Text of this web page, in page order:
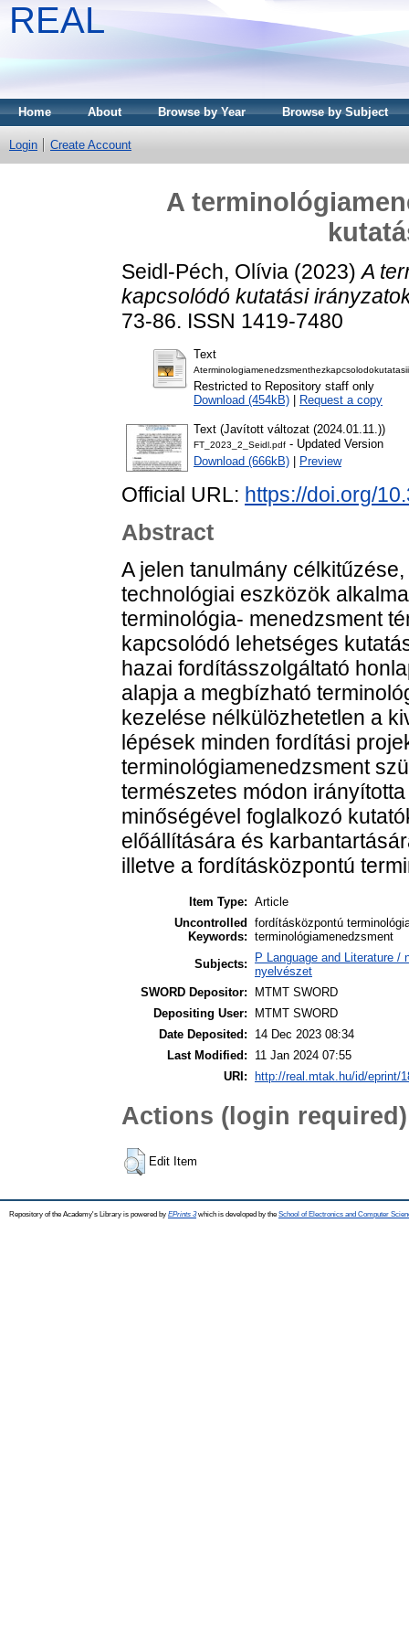
REAL
Home About Browse by Year Browse by Subject
Login Create Account
A
Seidl-Péch, Olívia (2023)A
kapcsolódó kutatási
73-86. ISSN 1419-7480
Text
Restricted to Repository staff only
Download (454kB)
Request a copy
Text (Javított változat (2024.01.11.))
FT_2023_2_Seidl.pdf - Updated Version
Download (666kB)
Preview
Official URL: https://doi.org/
Abstract
A jelen tanulmány
technológiai eszközök
terminológia- menedzsment
kapcsolódó lehetséges
hazai fordításszolgáltató
alapja a megbízható
kezelése nélkülözhetetlen a
lépések minden fordítási
terminológiamenedzsment
természetes módon
minőségével foglalkozó
előállítására és
illetve a fordításközpontú
Item Type: Article
Uncontrolled
Keywords:
fordításközpontú
terminológiamenedzsment
Subjects:
P Language and Literature
nyelvészet
SWORD Depositor:
MTMT SWORD
Depositing User:
MTMT SWORD
Date Deposited:
14 Dec 2023 08:34
Last Modified:
11 Jan 2024 07:55
URI:
http://real.mtak.hu/id/eprint/
Actions (login required)
Edit Item
Repository of the Academy's Library is powered by EPrints 3which is developed by the School of Electronics and Computer